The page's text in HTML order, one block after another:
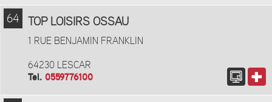
64 TOP LOISIRS OSSAU
1 RUE BENJAMIN FRANKLIN
64230 LESCAR
Tel. 0559776100